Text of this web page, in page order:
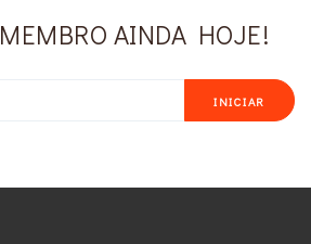
AINDA HOJE!
INICIAR